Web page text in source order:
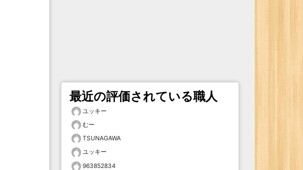
最近の評価されている職人
ユッキー
むー
TSUNAGAWA
ユッキー
963852834